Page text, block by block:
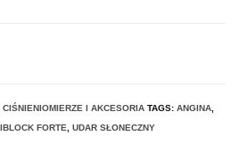
CIŚNIENIOMIERZE I AKCESORIA TAGS: ANGINA,
FORTE, UDAR SŁONECZNY